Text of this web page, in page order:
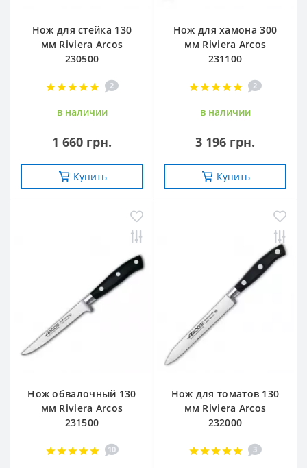
Нож для стейка 130
мм Riviera Arcos
230500
2
в наличии
1 660 грн.
Купить
Нож для хамона 300
мм Riviera Arcos
231100
2
в наличии
3 196 грн.
Купить
Нож обвалочный 130
мм Riviera Arcos
231500
10
Нож для томатов 130
мм Riviera Arcos
232000
3